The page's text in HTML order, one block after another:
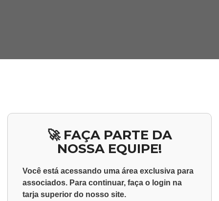
🚀 FAÇA PARTE DA
NOSSA EQUIPE!
Você está acessando uma área exclusiva para
associados. Para continuar, faça o login na
tarja superior do nosso site.